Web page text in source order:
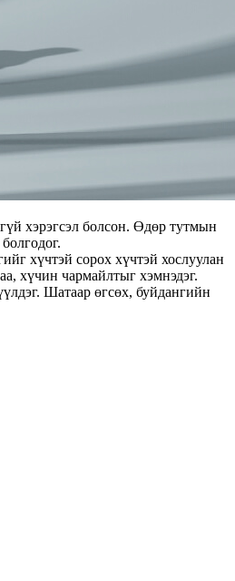
хэрэгсэл болсон. Өдөр тутмын
хүчтэй сорох хүчтэй хослуулан
хүчин чармайлтыг хэмнэдэг.
Шатаар өгсөх, буйдангийн